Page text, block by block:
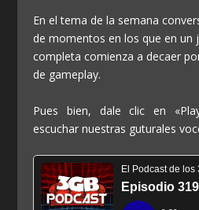
En el tema de la semana
de momentos en los que en un
completa comienza a decaer
de gameplay.
Pues bien, dale clic en
escuchar nuestras guturales